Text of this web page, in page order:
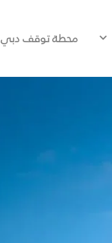
محطة توقف دبي